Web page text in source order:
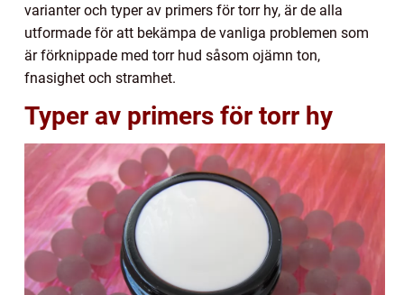
varianter och typer av primers för torr hy, är de alla
utformade för att bekämpa de vanliga problemen som
är förknippade med torr hud såsom ojämn ton,
fnasighet och stramhet.
Typer av primers för torr hy